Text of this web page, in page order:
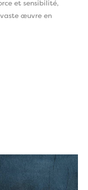
et sensibilité,
vaste œuvre en